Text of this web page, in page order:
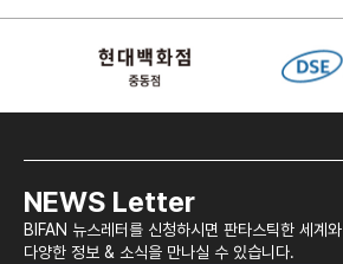
NEWS Letter
BIFAN 뉴스레터를 신청하시면 판타스틱한 세계와
다양한 정보 & 소식을 만나실 수 있습니다.